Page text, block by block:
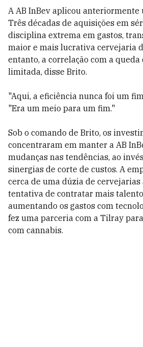
A AB InBev aplicou anteriormente
Três décadas de aquisições em
disciplina extrema em gastos,
maior e mais lucrativa cervejaria
entanto, a correlação com a
limitada, disse Brito.
"Aqui, a eficiência nunca foi um
"Era um meio para um fim."
Sob o comando de Brito, os
concentraram em manter a AB
mudanças nas tendências, ao
sinergias de corte de custos. A
cerca de uma dúzia de
tentativa de contratar mais
aumentando os gastos com
fez uma parceria com a Tilray
com cannabis.